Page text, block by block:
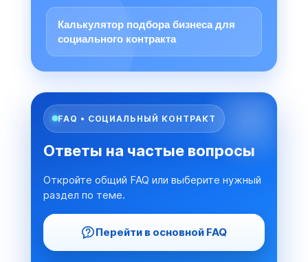
Калькулятор подбора бизнеса для
социального контракта
FAQ • СОЦИАЛЬНЫЙ КОНТРАКТ
Ответы на частые вопросы
Откройте общий FAQ или выберите нужный
раздел по теме.
Перейти в основной FAQ